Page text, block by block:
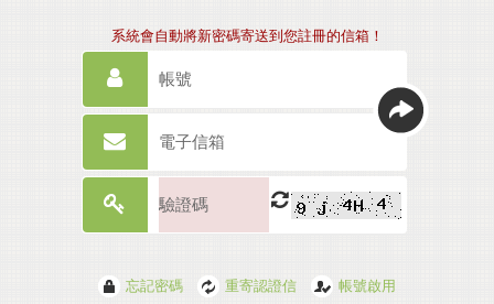
系統會自動將新密碼寄送到您註冊的信箱！
忘記密碼 重寄認證信 帳號啟用